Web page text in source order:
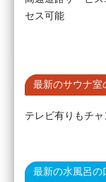
セス可能
最新のサウナ室
テレビ有りもチ
最新の水風呂の